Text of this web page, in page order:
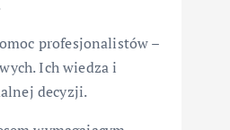
profesjonalistów –
Ich wiedza i
decyzji.